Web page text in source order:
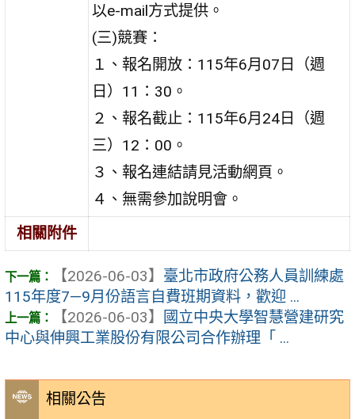
相關公告
以e-mail方式提供。
(三)競賽：
１、報名開放：115年6月07日（週
日）11：30。
２、報名截止：115年6月24日（週
三）12：00。
３、報名連結請見活動網頁。
４、無需參加說明會。
相關附件
【2026-06-03】 臺北市政府公務人員訓練處
115年度7—9月份語言自費班期資料，歡迎 ...
【2026-06-03】
國立中央大學智慧營建研究
中心與伸興工業股份有限公司合作辦理「 ...